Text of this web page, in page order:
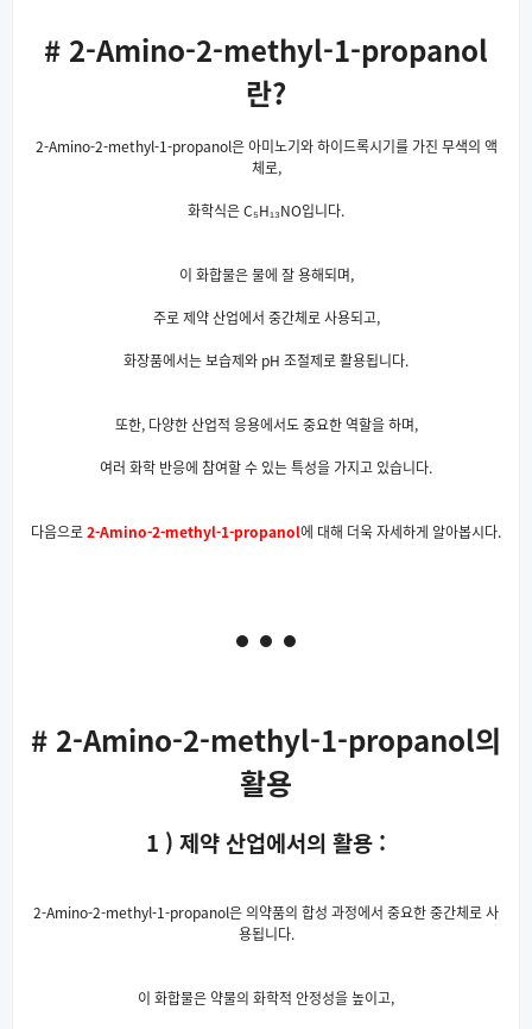
# 2-Amino-2-methyl-1-propanol
란?
2-Amino-2-methyl-1-propanol은 아미노기와 하이드록시기를 가진 무색의 액
체로,
화학식은 C₅H₁₃NO입니다.
이 화합물은 물에 잘 용해되며,
주로 제약 산업에서 중간체로 사용되고,
화장품에서는 보습제와 pH 조절제로 활용됩니다.
또한, 다양한 산업적 응용에서도 중요한 역할을 하며,
여러 화학 반응에 참여할 수 있는 특성을 가지고 있습니다.
다음으로2-Amino-2-methyl-1-propanol에 대해 더욱 자세하게 알아봅시다.
# 2-Amino-2-methyl-1-propanol의
활용
1 ) 제약 산업에서의 활용 :
2-Amino-2-methyl-1-propanol은 의약품의 합성 과정에서 중요한 중간체로 사
용됩니다.
이 화합물은 약물의 화학적 안정성을 높이고,